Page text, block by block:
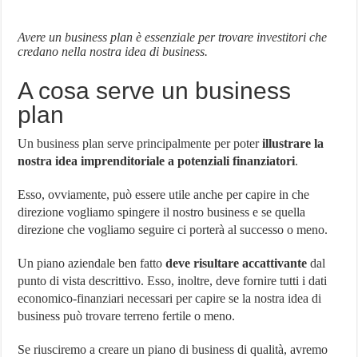
Avere un business plan è essenziale per trovare investitori che
credano nella nostra idea di business.
A cosa serve un business
plan
Un business plan serve principalmente per poterillustrare la
nostra idea imprenditoriale a potenziali finanziatori.
Esso, ovviamente, può essere utile anche per capire in che
direzione vogliamo spingere il nostro business e se quella
direzione che vogliamo seguire ci porterà al successo o meno.
Un piano aziendale ben fattodeve risultare accattivante dal
punto di vista descrittivo. Esso, inoltre, deve fornire tutti i dati
economico-finanziari necessari per capire se la nostra idea di
business può trovare terreno fertile o meno.
Se riusciremo a creare un piano di business di qualità, avremo